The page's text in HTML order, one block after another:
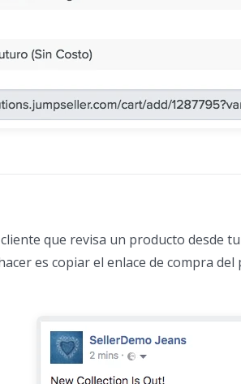
que revisa un producto desde
es copiar el enlace de compra